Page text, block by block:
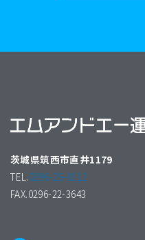
茨城県筑西市直井1179
TEL.0296-25-0112
FAX.0296-22-3643